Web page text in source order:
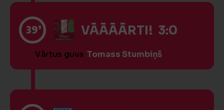
39’ VĀĀĀĀRTI! 3:0
Vārtus guva Tomass Stumbiņš